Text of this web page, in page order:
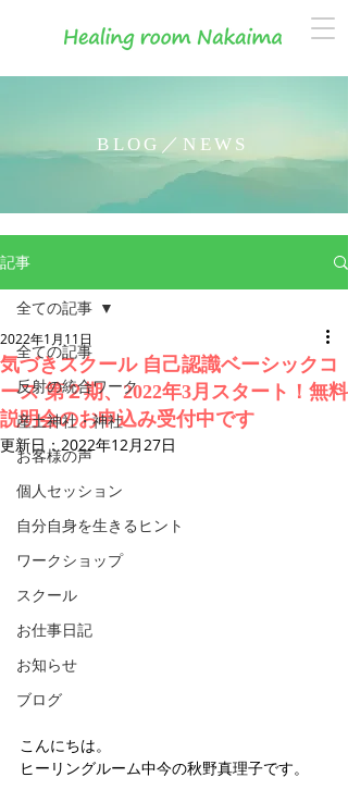
BLOG／NEWS
記事
全ての記事
反射の統合ワーク
産土神社・神社
お客様の声
個人セッション
自分自身を生きるヒント
ワークショップ
スクール
お仕事日記
お知らせ
ブログ
全ての記事
気づきスクール 自己認識ベーシックコ
ース 第２期、2022年3月スタート！無料
説明会のお申込み受付中です
2022年1月11日
更新日：2022年12月27日
こんにちは。
ヒーリングルーム中今の秋野真理子です。